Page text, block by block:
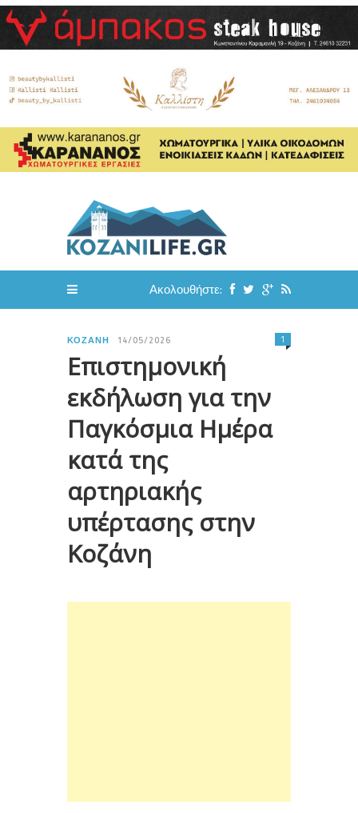
Ακολουθήστε:
ΚΟΖΆΝΗ 14/05/2026
Επιστημονική
εκδήλωση για την
Παγκόσμια Ημέρα
κατά της
αρτηριακής
υπέρτασης στην
Κοζάνη
1